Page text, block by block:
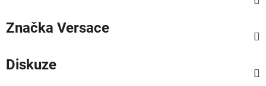
Značka Versace
Diskuze